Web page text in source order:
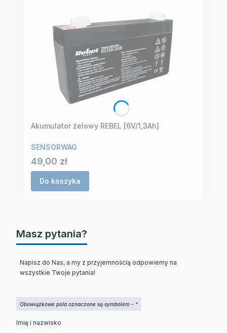
Akumulator żelowy REBEL [6V/1,3Ah]
SENSORWAG
Cena
49,00 zł
Do koszyka
Masz pytania?
Napisz do Nas, a my z przyjemnością odpowiemy na
wszystkie Twoje pytania!
Obowiązkowe pola oznaczone są symbolem - *
Imię i nazwisko